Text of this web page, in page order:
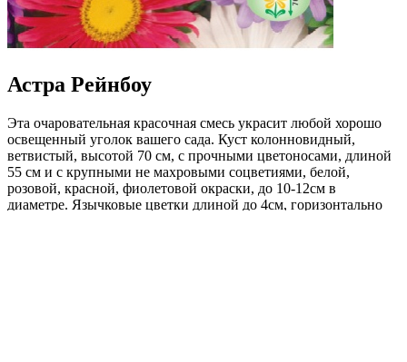
Астра Рейнбоу
Эта очаровательная красочная смесь украсит любой хорошо
освещенный уголок вашего сада. Куст колонновидный,
ветвистый, высотой 70 см, с прочными цветоносами, длиной
55 см и с крупными не махровыми соцветиями, белой,
розовой, красной, фиолетовой окраски, до 10-12см в
диаметре. Язычковые цветки длиной до 4см, горизонтально